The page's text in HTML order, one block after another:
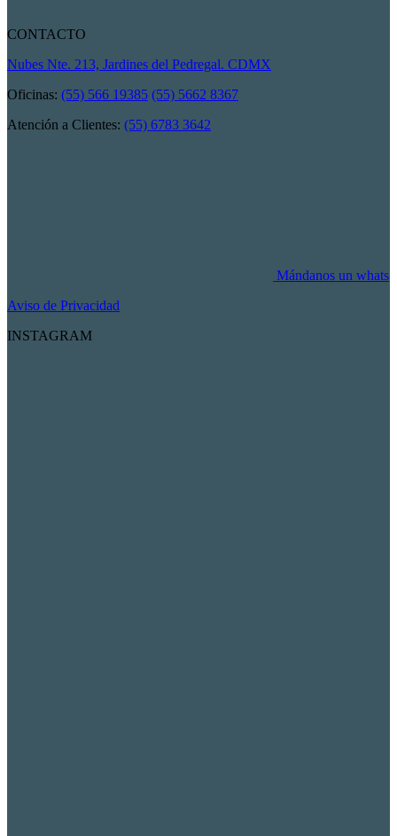
CONTACTO
Nubes Nte. 213, Jardines del Pedregal. CDMX
Oficinas: (55) 566 19385 (55) 5662 8367
Atención a Clientes: (55) 6783 3642
Mándanos un whats
Aviso de Privacidad
INSTAGRAM